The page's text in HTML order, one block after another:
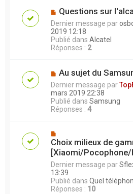
Questions sur
Dernier message par
2019 12:18
Publié dans Alcatel
Réponses : 2
Au sujet du
Dernier message par
mars 2019 22:38
Publié dans Samsung
Réponses : 4
Choix milieux de
[Xiaomi/Pocophone/
Dernier message par
13:39
Publié dans Quel
Réponses : 10